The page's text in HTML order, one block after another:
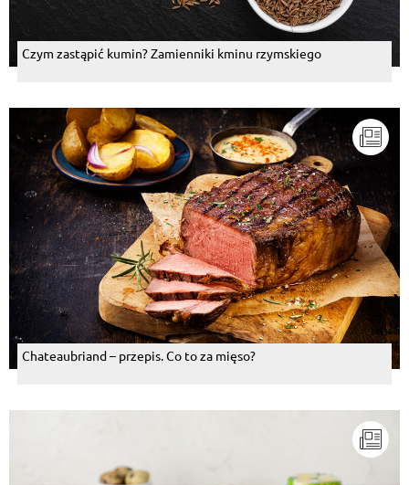
Czym zastąpić kumin? Zamienniki kminu rzymskiego
Chateaubriand – przepis. Co to za mięso?